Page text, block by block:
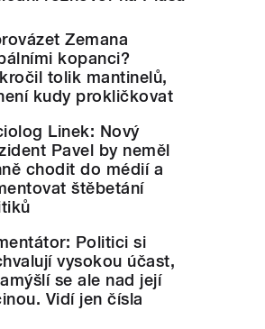
Zemana
kopanci?
tolik mantinelů,
kudy prokličkovat
Linek: Nový
Pavel by neměl
chodit do médií a
štěbetání
Politici si
vysokou účast,
se ale nad její
Vidí jen čísla